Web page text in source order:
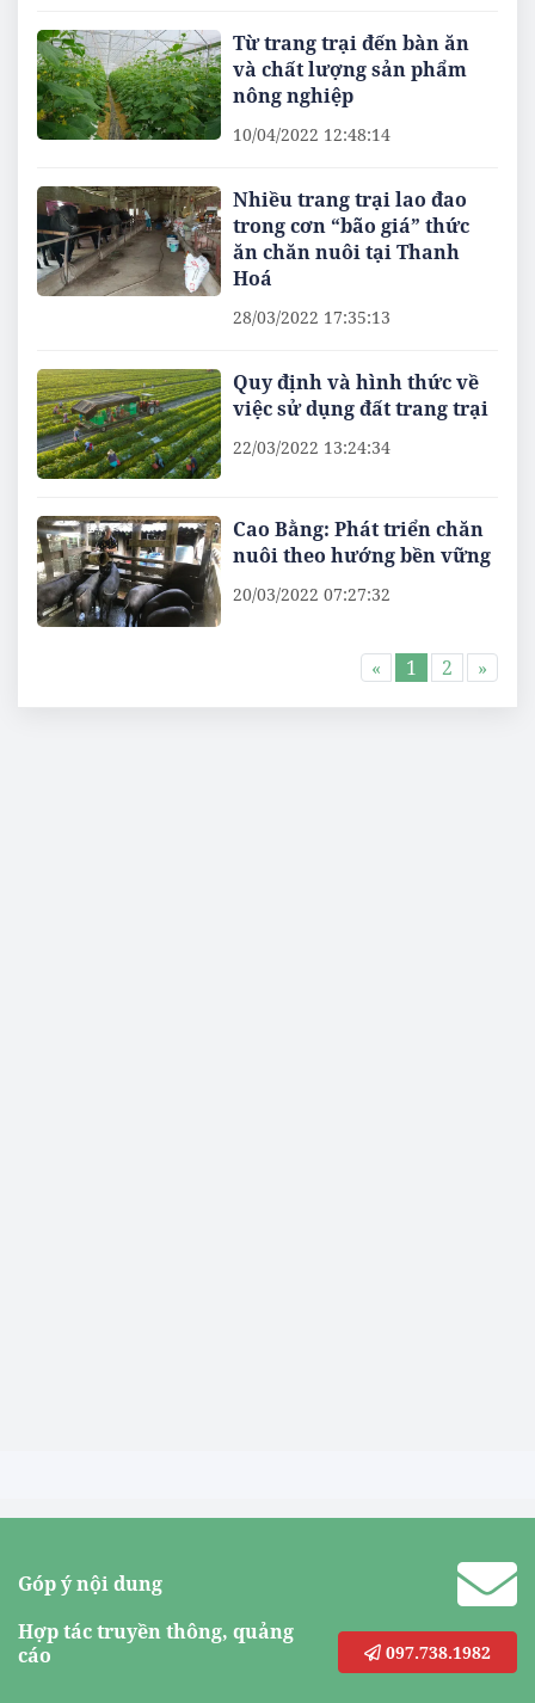
Từ trang trại đến bàn ăn
và chất lượng sản phẩm
nông nghiệp
10/04/2022 12:48:14
Nhiều trang trại lao đao
trong cơn “bão giá” thức
ăn chăn nuôi tại Thanh
Hoá
28/03/2022 17:35:13
Quy định và hình thức về
việc sử dụng đất trang trại
22/03/2022 13:24:34
Cao Bằng: Phát triển chăn
nuôi theo hướng bền vững
20/03/2022 07:27:32
« 1 2 »
Góp ý nội dung
Hợp tác truyền thông, quảng
cáo
097.738.1982